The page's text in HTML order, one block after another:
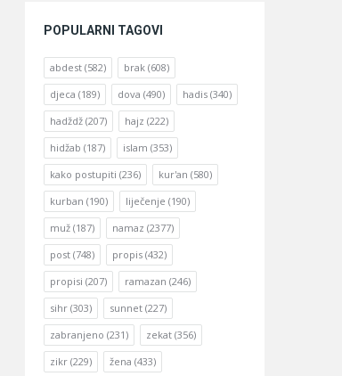
POPULARNI TAGOVI
abdest (582) brak (608)
djeca (189) dova (490) hadis (340)
hadždž (207) hajz (222)
hidžab (187) islam (353)
kako postupiti (236) kur'an (580)
kurban (190) liječenje (190)
muž (187) namaz (2377)
post (748) propis (432)
propisi (207) ramazan (246)
sihr (303) sunnet (227)
zabranjeno (231) zekat (356)
zikr (229) žena (433)